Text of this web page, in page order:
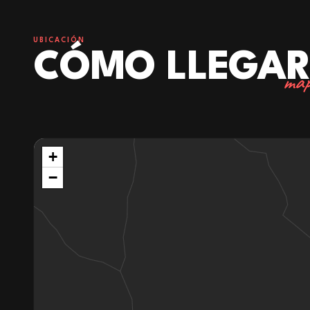
UBICACIÓN
CÓMO LLEGAR
+
−